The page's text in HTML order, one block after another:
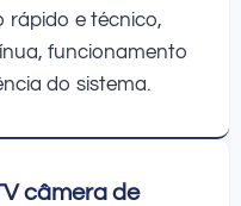
rápido e técnico,
funcionamento
do sistema.
câmera de